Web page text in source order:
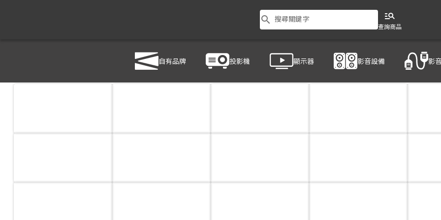
search 搜尋關鍵字 manage_search
查詢商品
自有品牌 投影機 顯示器 影音設備 影